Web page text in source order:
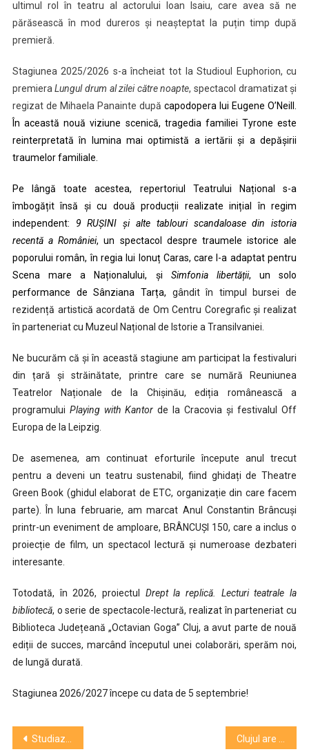
ultimul rol în teatru al actorului Ioan Isaiu, care avea să ne
părăsească în mod dureros și neașteptat la puțin timp după
premieră.
Stagiunea 2025/2026 s-a încheiat tot la Studioul Euphorion, cu
premieraLungul drum al zilei către noapte, spectacol dramatizat și
regizat de Mihaela Panainte dupăcapodopera lui Eugene O’Neill.
În această nouă viziune scenică, tragedia familiei Tyrone este
reinterpretată în lumina mai optimistă a iertării și a depășirii
traumelor familiale.
Pe lângă toate acestea, repertoriul Teatrului Național s-a
îmbogățit însă și cu două producții realizate inițial în regim
independent: 9 RUȘINI și alte tablouri scandaloase din istoria
recentă a României, un spectacol despre traumele istorice ale
poporului român, în regia lui Ionuț Caras, care l-a adaptat pentru
Scena mare a Naționalului, și Simfonia libertății, un solo
performance de Sânziana Tarța, gândit în timpul bursei de
rezidență artistică acordată de Om Centru Coregrafic și realizat
în parteneriat cu Muzeul Național de Istorie a Transilvaniei.
Ne bucurăm că și în această stagiune am participat la festivaluri
din țară și străinătate, printre care se numără Reuniunea
Teatrelor Naționale de la Chișinău, ediția românească a
programului Playing with Kantor de la Cracovia și festivalul Off
Europa de la Leipzig.
De asemenea, am continuat eforturile începute anul trecut
pentru a deveni un teatru sustenabil, fiind ghidați de Theatre
Green Book (ghidul elaborat de ETC, organizație din care facem
parte). În luna februarie, am marcat Anul Constantin Brâncuși
printr-un eveniment de amploare, BRÂNCUȘI 150, care a inclus o
proiecție de film, un spectacol lectură și numeroase dezbateri
interesante.
Totodată, în 2026, proiectul Drept la replică. Lecturi teatrale la
bibliotecă, o serie de spectacole-lectură, realizat în parteneriat cu
Biblioteca Județeană „Octavian Goga” Cluj, a avut parte de nouă
ediții de succes, marcând începutul unei colaborări, sperăm noi,
de lungă durată.
Stagiunea 2026/2027 începe cu data de 5 septembrie!
Navigare
Studiază Universul! Conferință Internațională de Astronomie la Cluj! Clujul are un nou muzeu. Memoria Cardinalului Iuliu Hossu este onorată